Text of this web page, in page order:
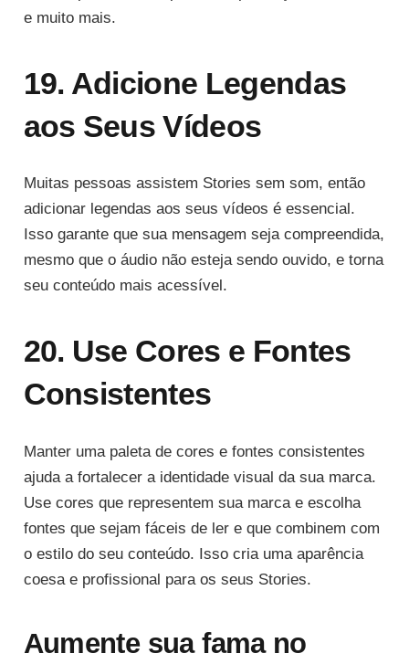
e muito mais.
19. Adicione Legendas
aos Seus Vídeos
Muitas pessoas assistem Stories sem som, então
adicionar legendas aos seus vídeos é essencial.
Isso garante que sua mensagem seja compreendida,
mesmo que o áudio não esteja sendo ouvido, e torna
seu conteúdo mais acessível.
20. Use Cores e Fontes
Consistentes
Manter uma paleta de cores e fontes consistentes
ajuda a fortalecer a identidade visual da sua marca.
Use cores que representem sua marca e escolha
fontes que sejam fáceis de ler e que combinem com
o estilo do seu conteúdo. Isso cria uma aparência
coesa e profissional para os seus Stories.
Aumente sua fama no